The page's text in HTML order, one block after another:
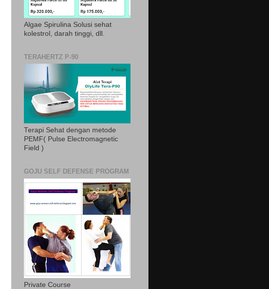
Algae Spirulina Solusi sehat
kolestrol, darah tinggi, dll.
TERAHERTZ P-90
Terapi Sehat dengan metode
PEMF( Pulse Electromagnetic
Field )
GOJU SELF DEFENSE PROGRAM
Private Course